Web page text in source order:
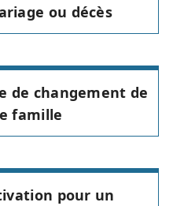
ou décès
de changement de
famille
pour un